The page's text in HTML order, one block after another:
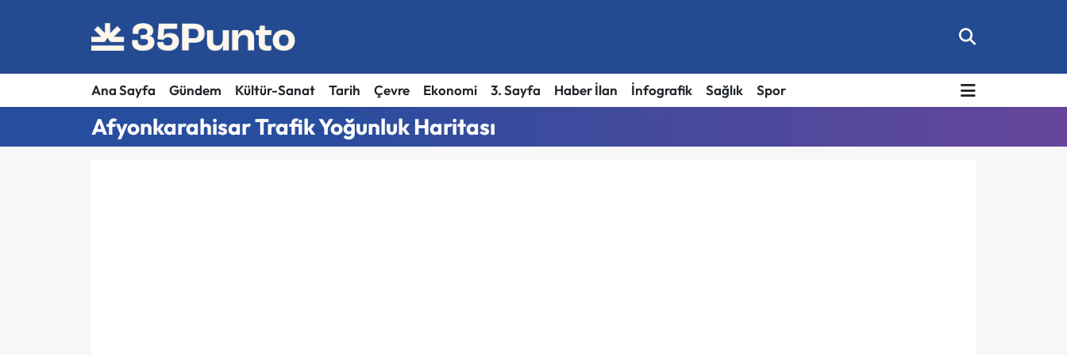
Ana Sayfa Gündem Kültür-Sanat Tarih Çevre Ekonomi 3. Sayfa Haber İlan İnfografik Sağlık Spor
Afyonkarahisar Trafik Yoğunluk Haritası